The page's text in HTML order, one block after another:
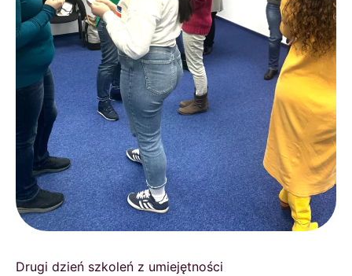
Drugi dzień szkoleń z umiejętności